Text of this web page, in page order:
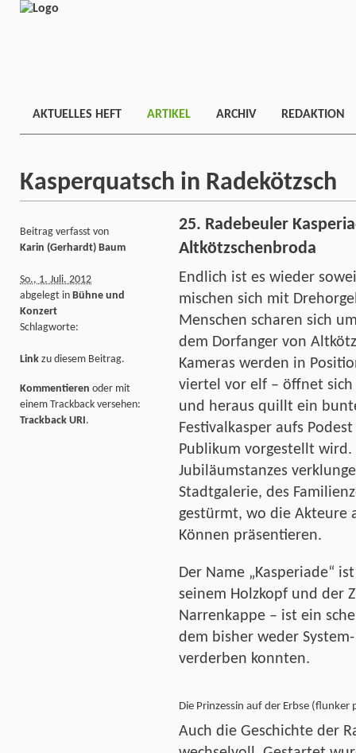
AKTUELLES HEFT ARTIKEL ARCHIV REDAKTION
Kasperquatsch in Radekötzsch
25. Radebeuler
Altkötzschenbroda
Endlich ist es wieder
mischen sich mit
Menschen scharen sich
dem Dorfanger von
Kameras werden in
viertel vor elf – öffnet sich
und heraus quillt ein
Festivalkasper aufs
Publikum vorgestellt
Jubiläumstanzes
Stadtgalerie, des
gestürmt, wo die Akteure
Können präsentieren.
Der Name „Kasperiade“
seinem Holzkopf und der
Narrenkappe – ist ein
dem bisher weder
verderben konnten.
Die Prinzessin auf der Erbse
Auch die Geschichte der
Beitrag verfasst von
Karin (Gerhardt) Baum
So., 1. Juli. 2012
abgelegt in Bühne und
Konzert
Schlagworte:
Link zu diesem Beitrag.
Kommentieren oder mit
einem Trackback versehen:
Trackback URI.